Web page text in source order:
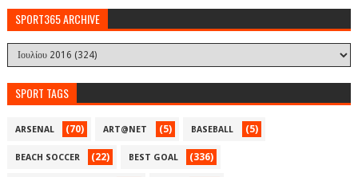
SPORT365 ARCHIVE
SPORT TAGS
ARSENAL (70) ART@NET (5) BASEBALL (5)
BEACH SOCCER (22) BEST GOAL (336)